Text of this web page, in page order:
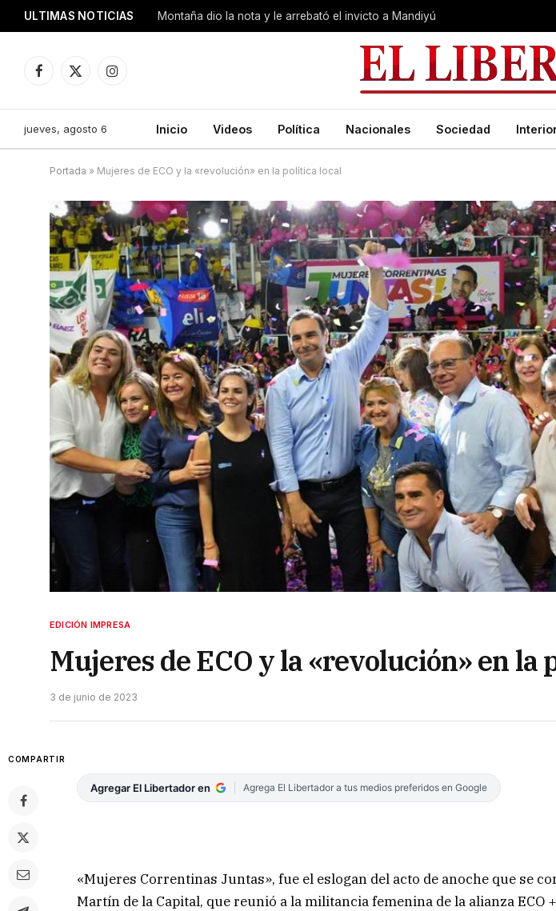
ULTIMAS NOTICIAS Montaña dio la nota y le arrebató el invicto a Mandiyú
Facebook
X
Instagram
jueves, agosto 6 Inicio Videos Política Nacionales Sociedad
Portada » Mujeres de ECO y la «revolución» en la política local
EDICIÓN IMPRESA
Mujeres de ECO y la «revolución» en la
3 de junio de 2023
COMPARTIR
Agregar El Libertador en Agrega El Libertador a tus medios preferidos en Google
«Mujeres Correntinas Juntas», fue el eslogan del acto de anoche que se
Martín de la Capital, que reunió a la militancia femenina de la alianza ECO